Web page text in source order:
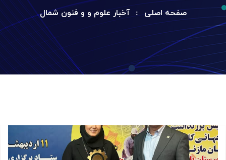
صفحه اصلی آخبار علوم و و فنون شمال